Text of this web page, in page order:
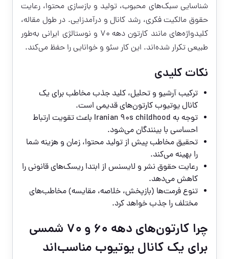
شناسایی سبک‌های محبوب، تولید و بازسازی محتوا، رعایت
حقوق مالکیت فکری، رشد کانال و درآمدزایی. در طول مقاله،
کلیدواژه‌های مانند کارتون دهه ۷۰ و نوستالژی ایرانی به‌طور
طبیعی تکرار شده‌اند. این کار سئو و خوانایی را حفظ می‌کند.
نکات کلیدی
ترکیب آرشیو و تحلیل، کلید جذب مخاطب برای یک
کانال یوتیوب کارتون‌های قدیمی است.
توجه به Iranian 90s childhood باعث تقویت ارتباط
احساسی با بینندگان می‌شود.
تحقیق مخاطب پیش از تولید محتوا، زمان و هزینه شما
را بهینه می‌کند.
رعایت حقوق نشر و لایسنس از ابتدا ریسک‌های قانونی را
کاهش می‌دهد.
تنوع فرمت‌ها (بازپخش، خلاصه، مقایسه) مخاطب‌های
مختلف را جذب خواهد کرد.
چرا کارتون‌های دهه ۶۰ و ۷۰ شمسی
برای یک کانال یوتیوب مناسب‌اند